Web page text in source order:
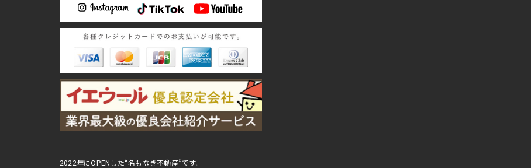
2022年にOPENした“名もなき不動産”です。